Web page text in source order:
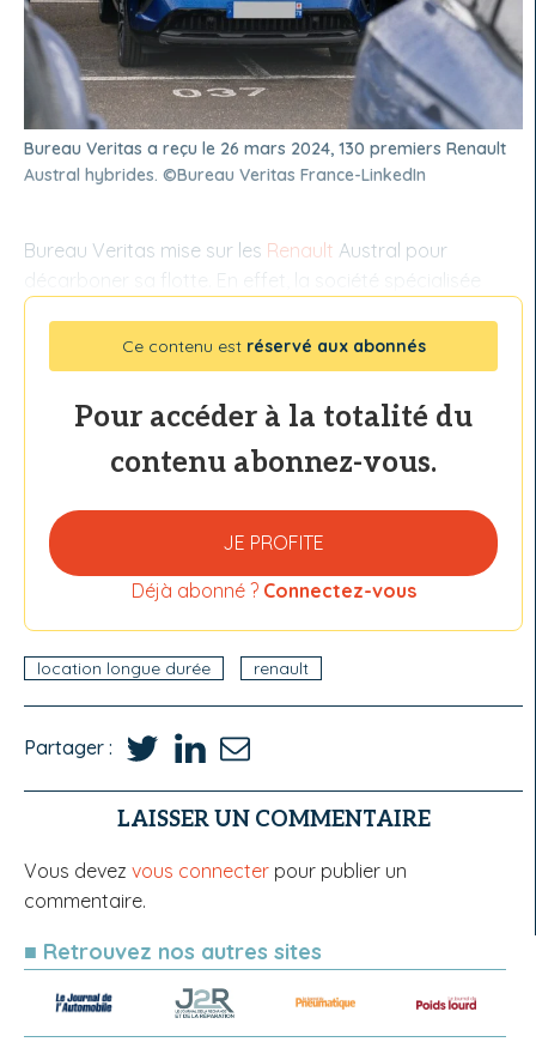
Bureau Veritas a reçu le 26 mars 2024, 130 premiers Renault
Austral hybrides. ©Bureau Veritas France-LinkedIn
Bureau Veritas mise sur les Renault Austral pour
décarboner sa flotte. En effet, la société spécialisée
Ce contenu est réservé aux abonnés
Pour accéder à la totalité du
contenu abonnez-vous.
JE PROFITE
Déjà abonné ? Connectez-vous
location longue durée renault
Partager :
LAISSER UN COMMENTAIRE
Vous devez vous connecter pour publier un
commentaire.
■ Retrouvez nos autres sites